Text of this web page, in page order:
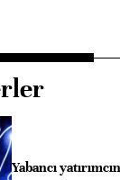
Yabancı